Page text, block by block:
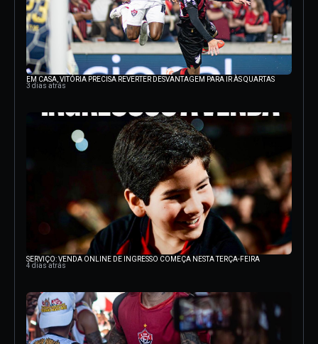
EM CASA, VITÓRIA PRECISA REVERTER DESVANTAGEM PARA IR ÀS QUARTAS
3 dias atrás
SERVIÇO: VENDA ONLINE DE INGRESSO COMEÇA NESTA TERÇA-FEIRA
4 dias atrás